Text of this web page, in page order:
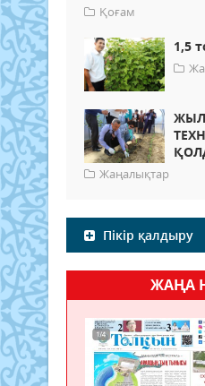
Қоғам
1,5
Жаңалықтар
Пікір қалдыру
ЖАҢА